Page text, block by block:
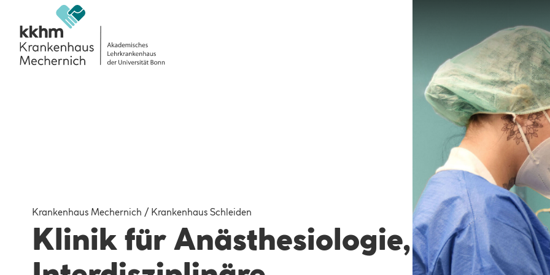
Krankenhaus Mechernich / Krankenhaus Schleiden
Klinik für Anästhesiologie,